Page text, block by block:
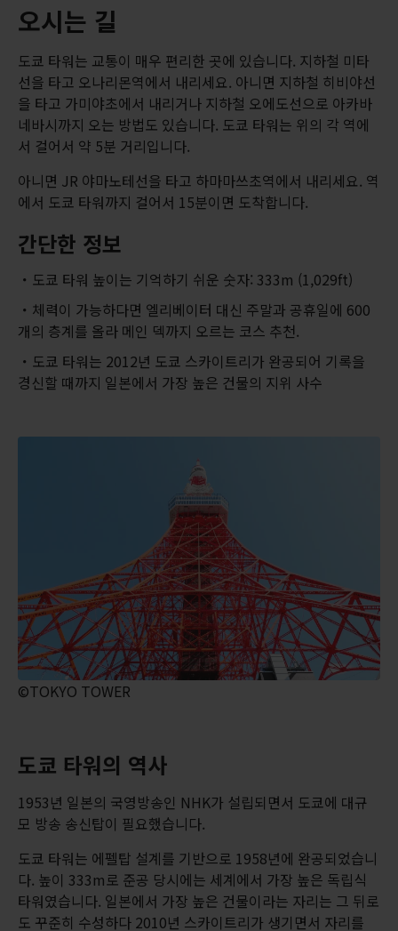
오시는 길
도쿄 타워는 교통이 매우 편리한 곳에 있습니다. 지하철 미타
선을 타고 오나리몬역에서 내리세요. 아니면 지하철 히비야선
을 타고 가미야초에서 내리거나 지하철 오에도선으로 아카바
네바시까지 오는 방법도 있습니다. 도쿄 타워는 위의 각 역에
서 걸어서 약 5분 거리입니다.
아니면 JR 야마노테선을 타고 하마마쓰초역에서 내리세요. 역
에서 도쿄 타워까지 걸어서 15분이면 도착합니다.
간단한 정보
도쿄 타워 높이는 기억하기 쉬운 숫자: 333m (1,029ft)
체력이 가능하다면 엘리베이터 대신 주말과 공휴일에 600
개의 층계를 올라 메인 덱까지 오르는 코스 추천.
도쿄 타워는 2012년 도쿄 스카이트리가 완공되어 기록을
경신할 때까지 일본에서 가장 높은 건물의 지위 사수
©TOKYO TOWER
도쿄 타워의 역사
1953년 일본의 국영방송인 NHK가 설립되면서 도쿄에 대규
모 방송 송신탑이 필요했습니다.
도쿄 타워는 에펠탑 설계를 기반으로 1958년에 완공되었습니
다. 높이 333m로 준공 당시에는 세계에서 가장 높은 독립식
타워였습니다. 일본에서 가장 높은 건물이라는 자리는 그 뒤로
도 꾸준히 수성하다 2010년 스카이트리가 생기면서 자리를